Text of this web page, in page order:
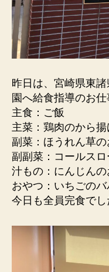
昨日は、宮崎県東
園へ給食指導のお
主食：ご飯
主菜：鶏肉のから揚
副菜：ほうれん草の
副副菜：コールスロ
汁もの：にんじん
おやつ：いちごのバ
今日も全員完食でし